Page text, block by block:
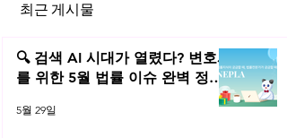
영업비밀 ‘사용’에 해당할까
최근 게시물
🔍 검색 AI 시대가 열렸다? 변호사
를 위한 5월 법률 이슈 완벽 정리 |
5월 29일